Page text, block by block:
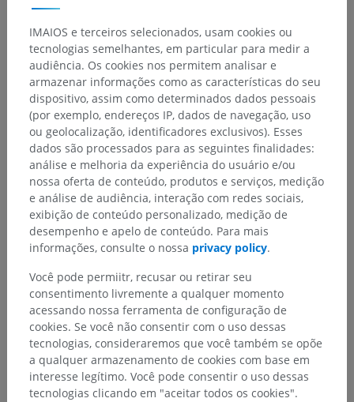
Traduções
Encontrou um erro?
Não hesite em nos sugerir uma correção, tradução ou
melhora de conteúdo.
Relatar um problema
IMAIOS e terceiros selecionados, usam cookies ou
tecnologias semelhantes, em particular para medir a
audiência. Os cookies nos permitem analisar e
armazenar informações como as características do seu
dispositivo, assim como determinados dados pessoais
(por exemplo, endereços IP, dados de navegação, uso
ou geolocalização, identificadores exclusivos). Esses
dados são processados para as seguintes finalidades:
análise e melhoria da experiência do usuário e/ou
nossa oferta de conteúdo, produtos e serviços, medição
e análise de audiência, interação com redes sociais,
exibição de conteúdo personalizado, medição de
desempenho e apelo de conteúdo. Para mais
informações, consulte o nossa privacy policy.
Você pode permiitr, recusar ou retirar seu
consentimento livremente a qualquer momento
acessando nossa ferramenta de configuração de
cookies. Se você não consentir com o uso dessas
tecnologias, consideraremos que você também se opõe
a qualquer armazenamento de cookies com base em
interesse legítimo. Você pode consentir o uso dessas
tecnologias clicando em "aceitar todos os cookies".